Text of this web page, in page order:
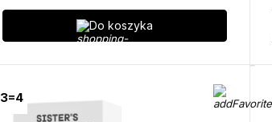
Do koszyka
3=4